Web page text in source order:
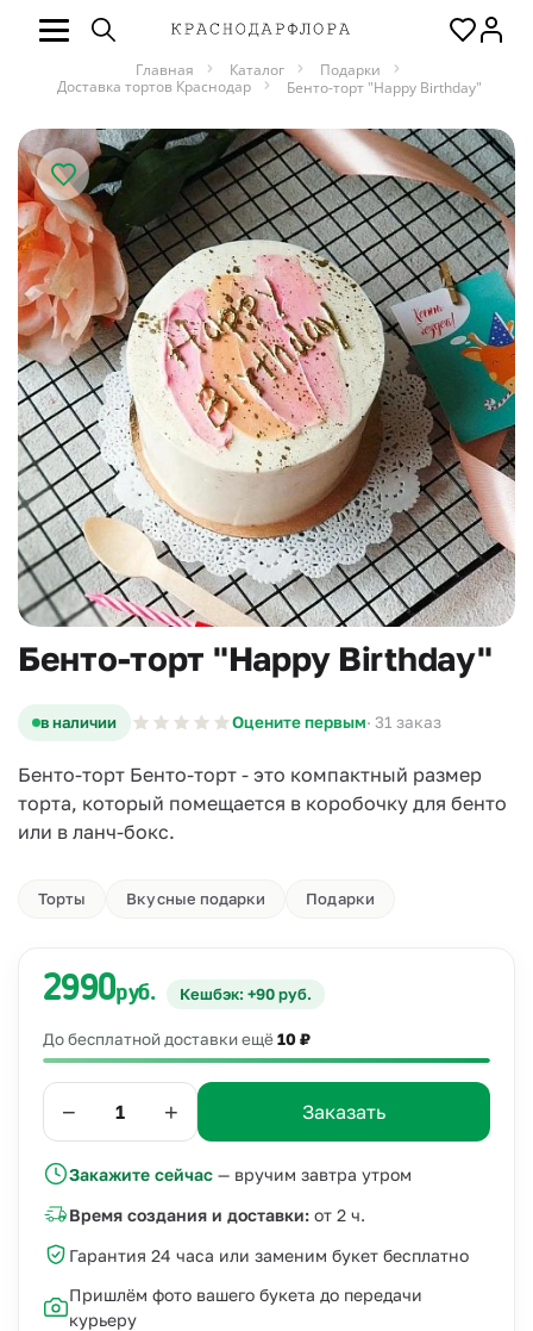
Главная Каталог
Подарки
Доставка тортов Краснодар
Бенто-торт "Happy Birthday"
Бенто-торт "Happy Birthday"
в наличии Оцените первым· 31 заказ
Бенто-торт Бенто-торт - это компактный размер
торта, который помещается в коробочку для бенто
или в ланч-бокс.
Торты Вкусные подарки Подарки
2990руб. Кешбэк: +90 руб.
До бесплатной доставки ещё10 ₽
− + Заказать
Закажите сейчас — вручим завтра утром
Время создания и доставки: от 2 ч.
Гарантия 24 часа или заменим букет бесплатно
Пришлём фото вашего букета до передачи
курьеру